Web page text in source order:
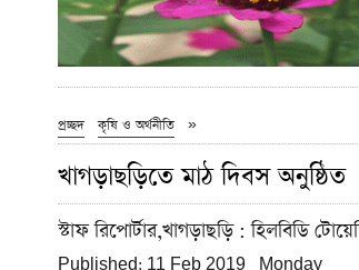
প্রচ্ছদ »
কৃষি ও অর্থনীতি
খাগড়াছড়িতে মাঠ দিবস অনুষ্ঠিত
স্টাফ রিপোর্টার,খাগড়াছড়ি: হিলবিডি
Published: 11 Feb 2019 Monday